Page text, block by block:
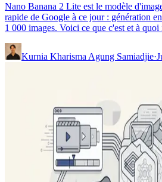
Nano Banana 2 Lite est le modèle
rapide de Google à ce jour : génération
1 000 images. Voici ce que c'est et à quoi
Kurnia Kharisma Agung Samiadjie·